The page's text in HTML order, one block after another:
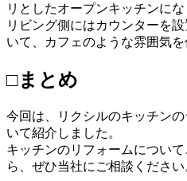
リとしたオープンキッチンにな
リビング側にはカウンターを
いて、カフェのような雰囲気を
□まとめ
今回は、リクシルのキッチン
いて紹介しました。
キッチンのリフォームについ
ら、ぜひ当社にご相談ください